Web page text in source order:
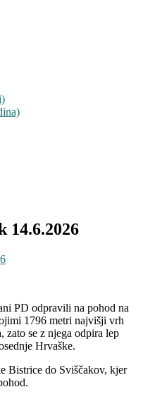
14.6.2026
PD odpravili na pohod na
1796 metri najvišji vrh
zato se z njega odpira lep
Hrvaške.
Bistrice do Sviščakov, kjer